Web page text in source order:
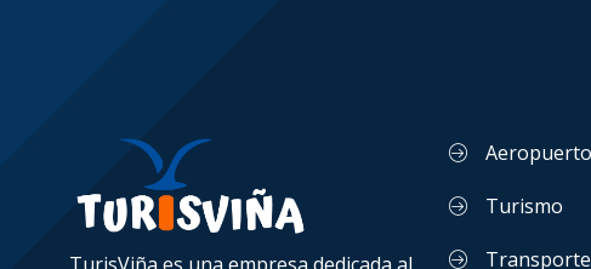
Aeropuerto
Turismo
Transporte